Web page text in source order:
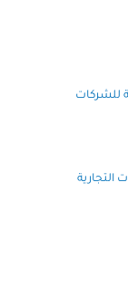
للشركات
التجارية